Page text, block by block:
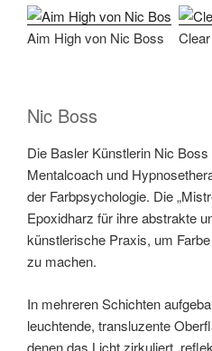
Aim High von Nic Boss
Nic Boss
Die Basler Künstlerin Nic
Mentalcoach und
der Farbpsychologie. Die
Epoxidharz für ihre abstrakte
künstlerische Praxis, um
zu machen.
In mehreren Schichten
leuchtende, transluzente
denen das Licht zirkuliert,